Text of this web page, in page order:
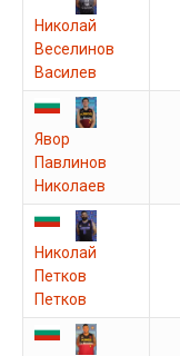
Николай
Веселинов
Василев
Явор
Павлинов
Николаев
Николай
Петков
Петков